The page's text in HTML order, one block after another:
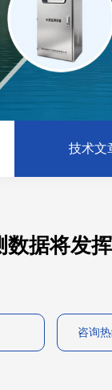
技术文
据将发
咨询